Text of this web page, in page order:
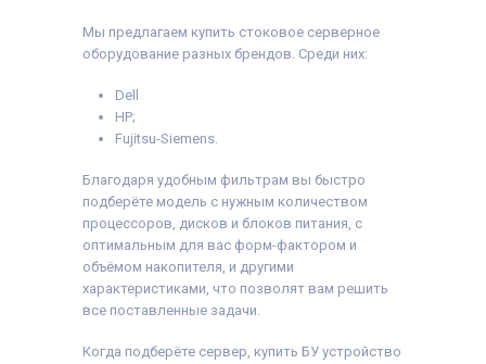
Мы предлагаем купить стоковое серверное
оборудование разных брендов. Среди них:
Dell
HP;
Fujitsu-Siemens.
Благодаря удобным фильтрам вы быстро
подберёте модель с нужным количеством
процессоров, дисков и блоков питания, с
оптимальным для вас форм-фактором и
объёмом накопителя, и другими
характеристиками, что позволят вам решить
все поставленные задачи.
Когда подберёте сервер, купить БУ устройство